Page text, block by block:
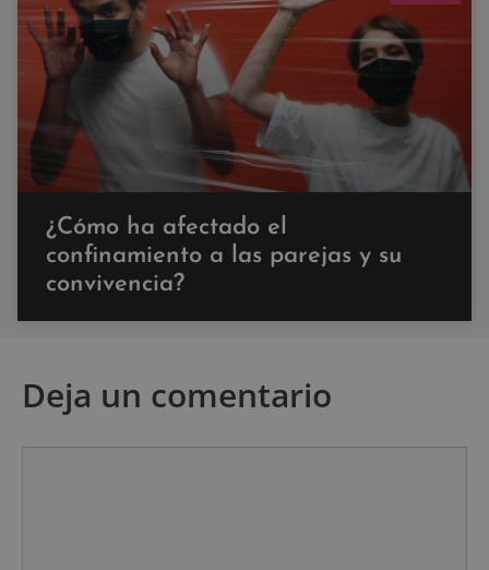
¿Cómo ha afectado el
confinamiento a las parejas y su
convivencia?
Deja un comentario